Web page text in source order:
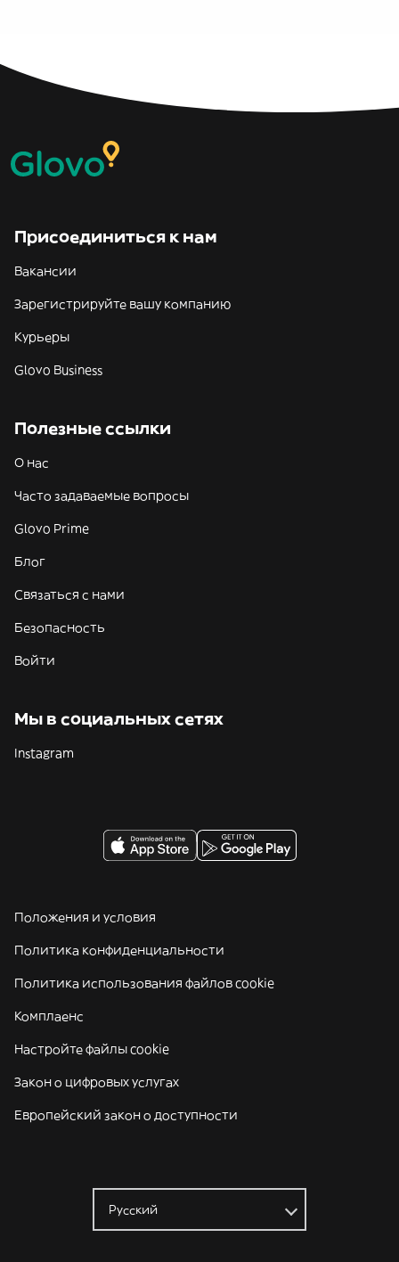
Присоединиться к нам
Вакансии
Зарегистрируйте вашу компанию
Курьеры
Glovo Business
Полезные ссылки
О нас
Часто задаваемые вопросы
Glovo Prime
Блог
Связаться с нами
Безопасность
Войти
Мы в социальных сетях
Instagram
Положения и условия
Политика конфиденциальности
Политика использования файлов cookie
Комплаенс
Настройте файлы cookie
Закон о цифровых услугах
Европейский закон о доступности